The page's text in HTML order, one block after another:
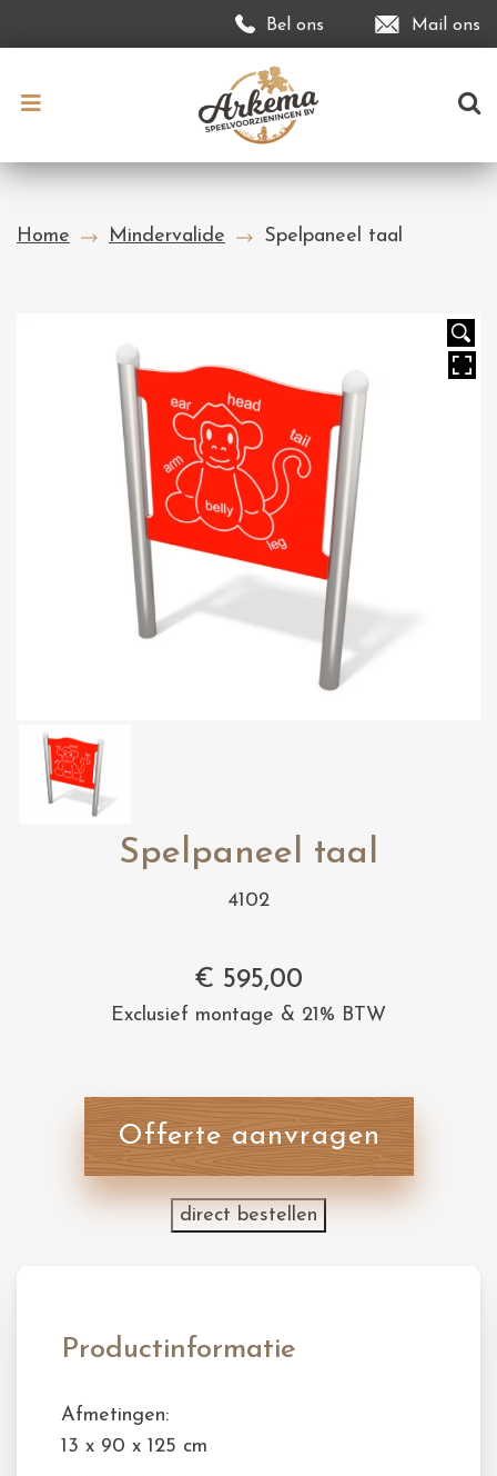
Bel ons Mail ons
Home Mindervalide Spelpaneel taal
Spelpaneel taal
4102
€ 595,00
Exclusief montage & 21% BTW
Offerte aanvragen
direct bestellen
Productinformatie
Afmetingen:
13 x 90 x 125 cm